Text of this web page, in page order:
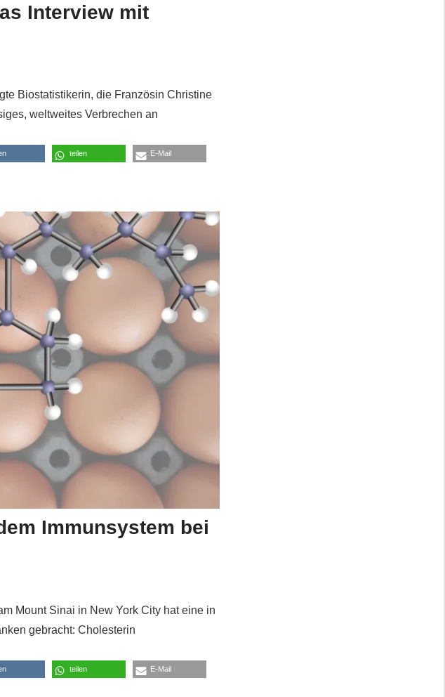
Interview mit
Biostatistikerin, die Französin Christine
weltweites Verbrechen an
teilen E-Mail
Immunsystem bei
Mount Sinai in New York City hat eine in
gebracht: Cholesterin
teilen E-Mail